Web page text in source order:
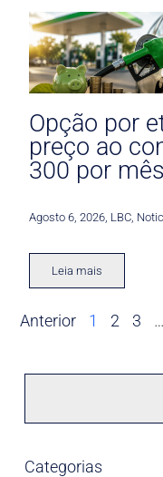
Opção por
preço ao
300 por mês
Agosto 6, 2026 LBC
Leia mais
Anterior 1 2 3 …
Categorias